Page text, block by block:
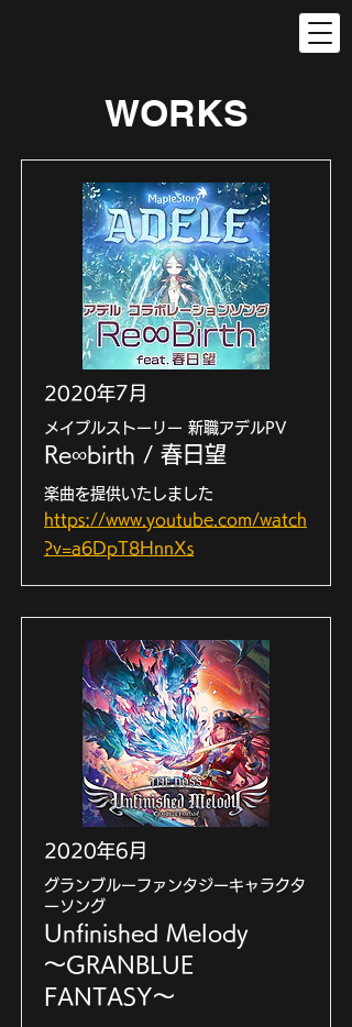
WORKS
2020年7月
メイプルストーリー 新職アデルPV
Re∞birth / 春日望
楽曲を提供いたしました
https://www.youtube.com/watch
?v=a6DpT8HnnXs
2020年6月
グランブルーファンタジーキャラクタ
ーソング
Unfinished Melody
～GRANBLUE
FANTASY～